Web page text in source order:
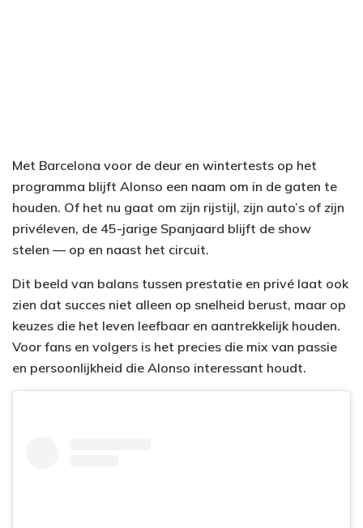
Met Barcelona voor de deur en wintertests op het
programma blijft Alonso een naam om in de gaten te
houden. Of het nu gaat om zijn rijstijl, zijn auto’s of zijn
privéleven, de 45-jarige Spanjaard blijft de show
stelen — op en naast het circuit.
Dit beeld van balans tussen prestatie en privé laat ook
zien dat succes niet alleen op snelheid berust, maar op
keuzes die het leven leefbaar en aantrekkelijk houden.
Voor fans en volgers is het precies die mix van passie
en persoonlijkheid die Alonso interessant houdt.